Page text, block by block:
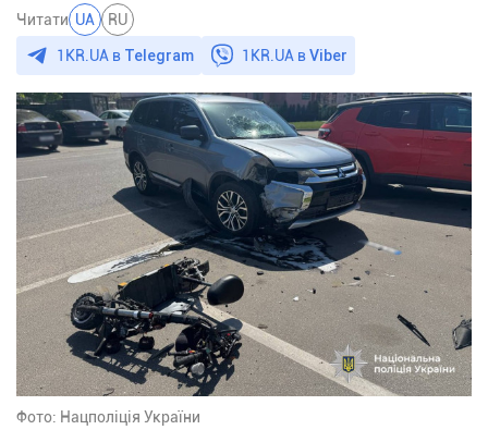
Читати UA RU
1KR.UA в Telegram 1KR.UA вViber
Фото: Нацполіція України